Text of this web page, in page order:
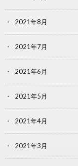
2021年8月
2021年7月
2021年6月
2021年5月
2021年4月
2021年3月